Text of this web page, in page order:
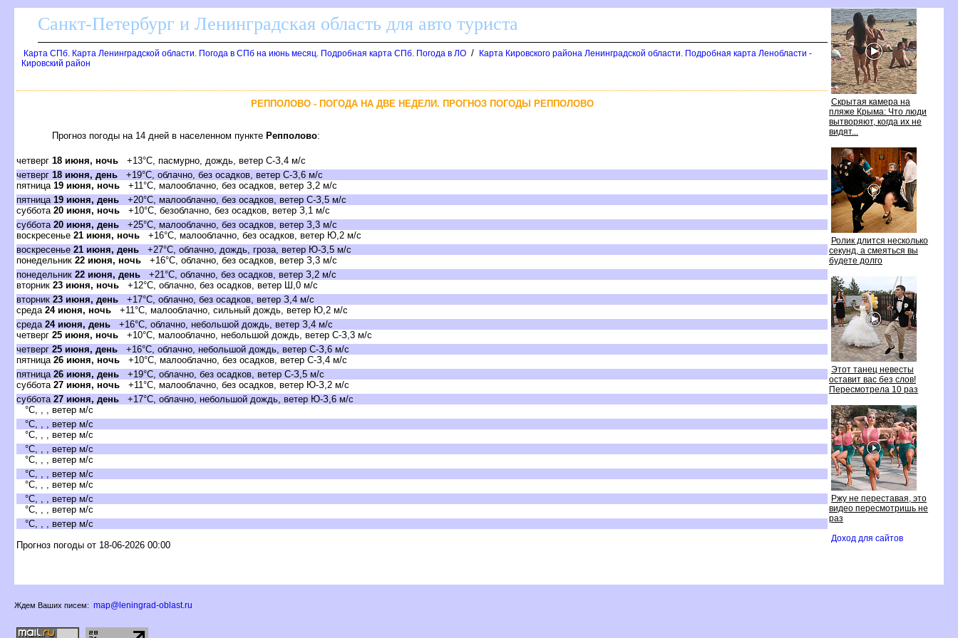
Скрытая камера на
пляже Крыма: Что люди
ытворяют, когда их не
идят...
Ролик длится несколько
секунд, а смеяться вы
удете долго
Этот танец невесты
оставит вас без слов!
Пересмотрела 10 раз
Ржу не переставая, это
идео пересмотришь не
раз
Доход для сайто
Санкт-Петербург и Ленинградская область для авто туриста
Карта СПб. Карта Ленинградской области. Погода в СПб на июнь месяц. Подробная карта СПб. Погода в ЛО /
Карта Кировского района Ленинградской области. Подробная карта Ленобласти -
Кировский район
РЕППОЛОВО - ПОГОДА НА ДВЕ НЕДЕЛИ. ПРОГНОЗ ПОГОДЫ РЕППОЛОВО
Прогноз погоды на 14 дней в населенном пункте Репполово:
четвер 18 июня, ночь +13°C, пасмурно, дождь, ветер С-З,4 м/с
четвер 18 июня, день +19°C, облачно, без осадков, ветер С-З,6 м/с
пятница 19 июня, ночь +11°C, малооблачно, без осадков, ветер З,2 м/с
пятница 19 июня, день +20°C, малооблачно, без осадков, ветер С-З,5 м/с
суббота 20 июня, ночь +10°C, безоблачно, без осадков, ветер З,1 м/с
суббота 20 июня, день +25°C, малооблачно, без осадков, ветер З,3 м/с
оскресенье 21 июня, ночь +16°C, малооблачно, без осадков, ветер Ю,2 м/с
оскресенье 21 июня, день +27°C, облачно, дождь, гроза, ветер Ю-З,5 м/с
понедельник 22 июня, ночь +16°C, облачно, без осадков, ветер З,3 м/с
понедельник 22 июня, день +21°C, облачно, без осадков, ветер З,2 м/с
торник 23 июня, ночь +12°C, облачно, без осадков, ветер Ш,0 м/с
торник 23 июня, день +17°C, облачно, без осадков, ветер З,4 м/с
среда 24 июня, ночь +11°C, малооблачно, сильный дождь, ветер Ю,2 м/с
среда 24 июня, день +16°C, облачно, небольшой дождь, ветер З,4 м/с
четвер 25 июня, ночь +10°C, малооблачно, небольшой дождь, ветер С-З,3 м/с
четвер 25 июня, день +16°C, облачно, небольшой дождь, ветер С-З,6 м/с
пятница 26 июня, ночь +10°C, малооблачно, без осадков, ветер С-З,4 м/с
пятница 26 июня, день +19°C, облачно, без осадков, ветер С-З,5 м/с
суббота 27 июня, ночь +11°C, малооблачно, без осадков, ветер Ю-З,2 м/с
суббота 27 июня, день +17°C, облачно, небольшой дождь, ветер Ю-З,6 м/с
°C, , , ветер м/с
°C, , , ветер м/с
°C, , , ветер м/с
°C, , , ветер м/с
°C, , , ветер м/с
°C, , , ветер м/с
°C, , , ветер м/с
°C, , , ветер м/с
°C, , , ветер м/с
°C, , , ветер м/с
Прогноз погоды от 18-06-2026 00:00
Ждем Ваших писем: map@leningrad-oblast.ru